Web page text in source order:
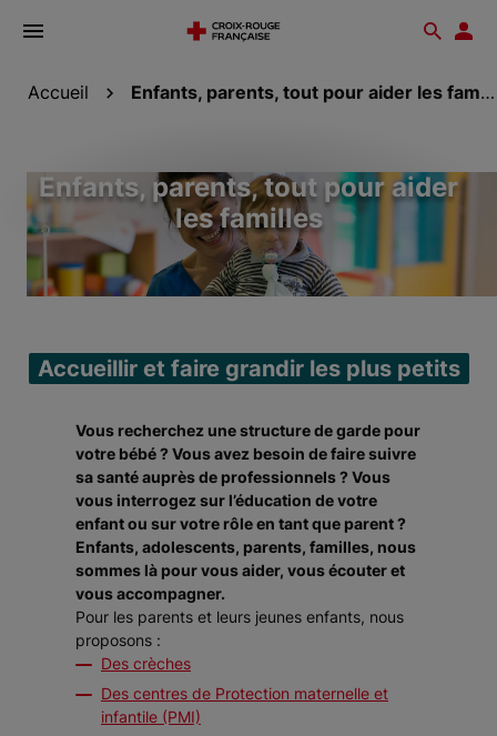
Ouvrir
Accueil Enfants, parents, tout pour aider les familles
Enfants, parents, tout pour aider
les familles
Accueillir et faire grandir les plus petits
Vous recherchez une structure de garde pour
votre bébé ? Vous avez besoin de faire suivre
sa santé auprès de professionnels ? Vous
vous interrogez sur l’éducation de votre
enfant ou sur votre rôle en tant que parent ?
Enfants, adolescents, parents, familles, nous
sommes là pour vous aider, vous écouter et
vous accompagner.
Pour les parents et leurs jeunes enfants, nous
proposons :
Des crèches
Des centres de Protection maternelle et
infantile (PMI)